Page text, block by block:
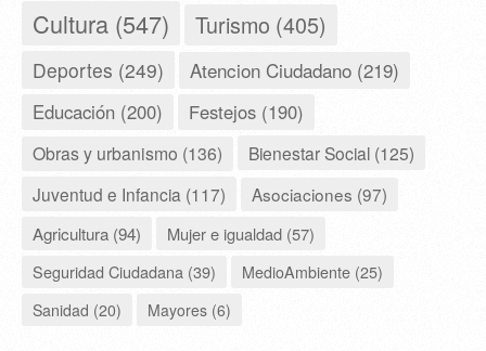
Cultura (547) Turismo (405)
Deportes (249) Atencion Ciudadano (219)
Educación (200) Festejos (190)
Obras y urbanismo (136)
Bienestar Social (125)
Juventud e Infancia (117)
Asociaciones (97)
Agricultura (94)
Mujer e igualdad (57)
Seguridad Ciudadana (39)
MedioAmbiente (25)
Sanidad (20)
Mayores (6)